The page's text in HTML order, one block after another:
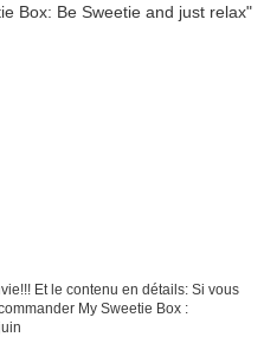
Et le contenu en détails: Si vous
My Sweetie Box :